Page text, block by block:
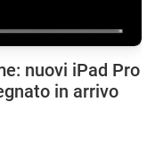
nuovi iPad Pro
in arrivo